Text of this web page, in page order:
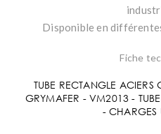
Disponible en
Fiche
TUBE RECTANGLE ACIERS
GRYMAFER - VM2013 -
- CHARGES